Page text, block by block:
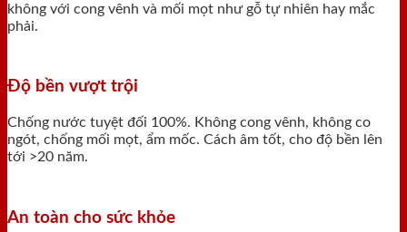
không với cong vênh và mối mọt như gỗ tự nhiên hay mắc
phải.
Độ bền vượt trội
Chống nước tuyệt đối 100%. Không cong vênh, không co
ngót, chống mối mọt, ẩm mốc. Cách âm tốt, cho độ bền lên
tới >20 năm.
An toàn cho sức khỏe